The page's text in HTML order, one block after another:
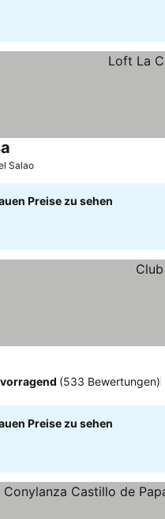
Salao
Preise zu sehen
(533 Bewertungen)
Preise zu sehen